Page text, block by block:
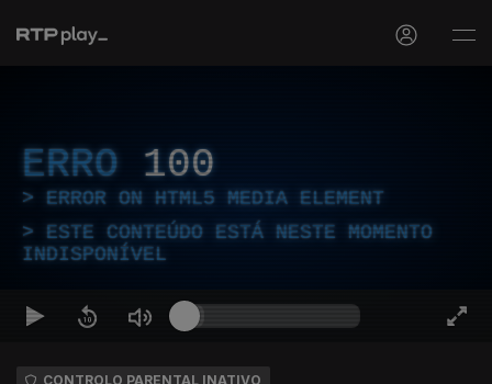
ERRO 100
ERROR ON HTML5 MEDIA ELEMENT
ESTE CONTEÚDO ESTÁ NESTE MOMENTO
INDISPONÍVEL
CONTROLO PARENTAL INATIVO